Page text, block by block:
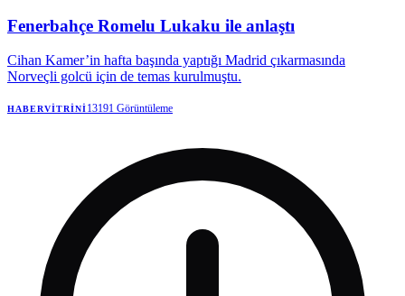
Fenerbahçe Romelu Lukaku ile anlaştı
Cihan Kamer’in hafta başında yaptığı Madrid çıkarmasında
Norveçli golcü için de temas kurulmuştu.
HABERVITRINI13191 Görüntüleme